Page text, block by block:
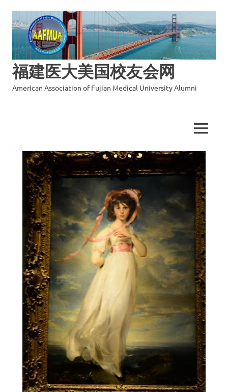
福建医大美国校友会网
American Association of Fujian Medical University Alumni
MENU